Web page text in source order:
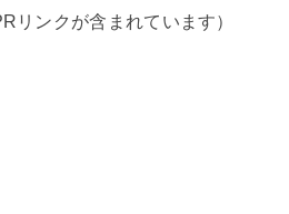
リンクが含まれています）